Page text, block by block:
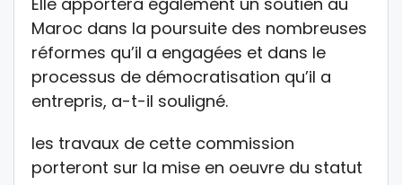
Maroc dans la poursuite des nombreuses
réformes qu’il a engagées et dans le
processus de démocratisation qu’il a
entrepris, a-t-il souligné.
les travaux de cette commission
porteront sur la mise en oeuvre du statut